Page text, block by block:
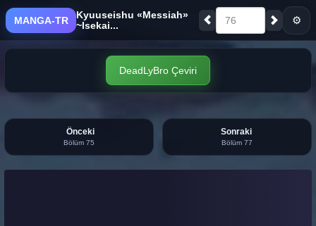
MANGA-TR
Kyuuseishu «Messiah»
~Isekai...
76 ⚙
DeadLyBro Çeviri
Önceki
Bölüm 75
Sonraki
Bölüm 77